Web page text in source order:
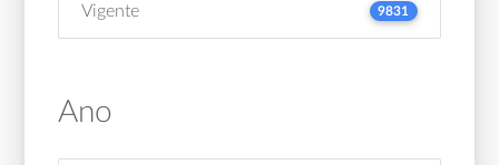
Vigente 9831
Ano